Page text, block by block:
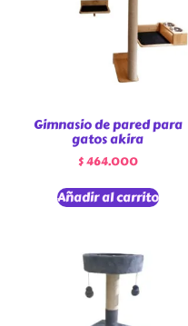
Gimnasio de pared para
gatos akira
$464.000
Añadir al carrito